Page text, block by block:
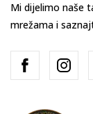
Mi dijelimo naše
mrežama i